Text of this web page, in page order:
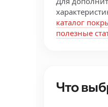
каталог
полезные
Что